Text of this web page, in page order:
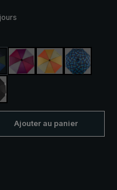
/ vert
option n'est pas disponible
violet / rouge / gris
orange / jaune
bleu / vert
UV 50+
avec bandes réfléchissantes
Ajouter au panier